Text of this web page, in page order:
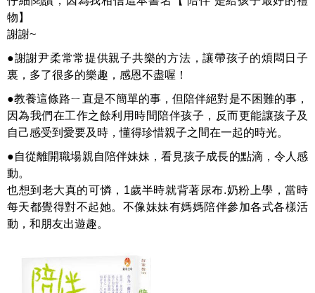
物】
謝謝~
●謝謝尹柔常常提供親子共樂的方法，讓帶孩子的煩悶日子
裏，多了很多的樂趣，感恩不盡喔！
●教養這條路ㄧ直是不簡單的事，但陪伴絕對是不困難的事，
因為我們在工作之餘利用時間陪伴孩子，反而更能讓孩子及
自己感受到愛要及時，懂得珍惜親子之間在一起的時光。
●自從離開職場親自陪伴妹妹，看見孩子成長的點滴，令人感
動。
也想到老大真的可憐，1歲半時就背著尿布.奶粉上學，當時
每天都覺得對不起她。不像妹妹有媽媽陪伴參加各式各樣活
動，和朋友出遊趣。